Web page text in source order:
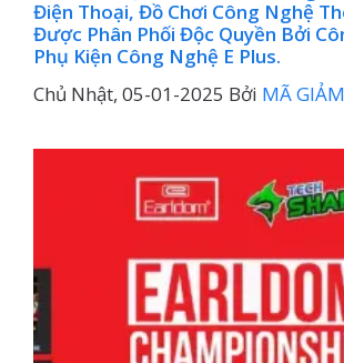
Điện Thoại, Đồ Chơi Công Nghệ
Được Phân Phối Độc Quyền Bởi
Phụ Kiện Công Nghệ E Plus.
Chủ Nhật, 05-01-2025 Bởi MÃ